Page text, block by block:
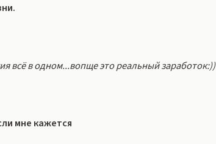
всё в одном...вопще это реальный заработок:))
мне кажется